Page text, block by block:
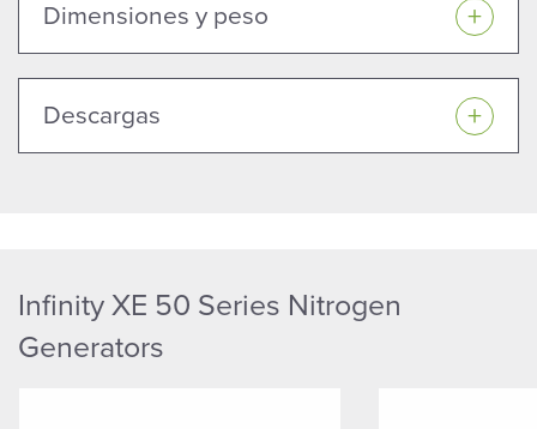
Dimensiones y peso
Descargas
Infinity XE 50 Series Nitrogen
Generators